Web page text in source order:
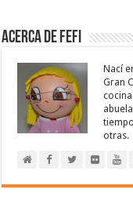
Acerca de Fefi
Nací
Gran
otras.